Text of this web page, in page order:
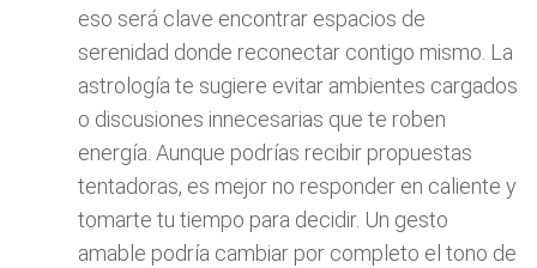
eso será clave encontrar espacios de
serenidad donde reconectar contigo mismo. La
astrología te sugiere evitar ambientes cargados
o discusiones innecesarias que te roben
energía. Aunque podrías recibir propuestas
tentadoras, es mejor no responder en caliente y
tomarte tu tiempo para decidir. Un gesto
amable podría cambiar por completo el tono de